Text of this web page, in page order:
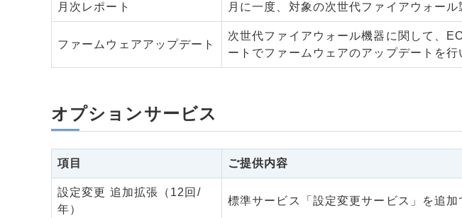
月次レポート 月に一度、対象の次世代ファイアウォー
ファームウェアアップデート
次世代ファイアウォール機器に関して、
ートでファームウェアのアップデートを行
オプションサービス
項目 ご提供内容
設定変更 追加拡張（12回/
年）
標準サービス「設定変更サービス」を追